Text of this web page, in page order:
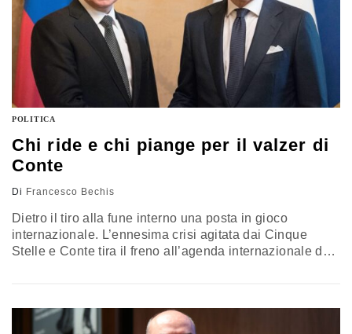
POLITICA
Chi ride e chi piange per il valzer di
Conte
Di Francesco Bechis
Dietro il tiro alla fune interno una posta in gioco
internazionale. L’ennesima crisi agitata dai Cinque
Stelle e Conte tira il freno all’agenda internazionale del